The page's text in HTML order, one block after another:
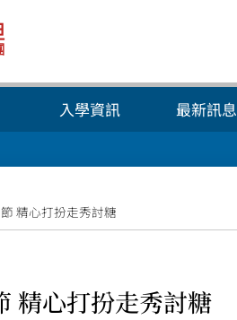
入學資訊 最新訊息
精心打扮走秀討糖
精心打扮走秀討糖